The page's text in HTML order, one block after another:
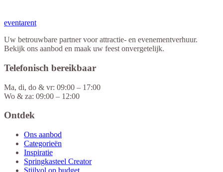
eventarent
Uw betrouwbare partner voor attractie- en evenementverhuur.
Bekijk ons aanbod en maak uw feest onvergetelijk.
Telefonisch bereikbaar
Ma, di, do & vr: 09:00 – 17:00
Wo & za: 09:00 – 12:00
Ontdek
Ons aanbod
Categorieën
Inspiratie
Springkasteel Creator